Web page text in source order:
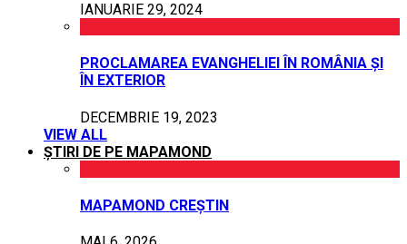
IANUARIE 29, 2024
PROCLAMAREA EVANGHELIEI ÎN ROMÂNIA ȘI
ÎN EXTERIOR
DECEMBRIE 19, 2023
VIEW ALL
ȘTIRI DE PE MAPAMOND
MAPAMOND CREȘTIN